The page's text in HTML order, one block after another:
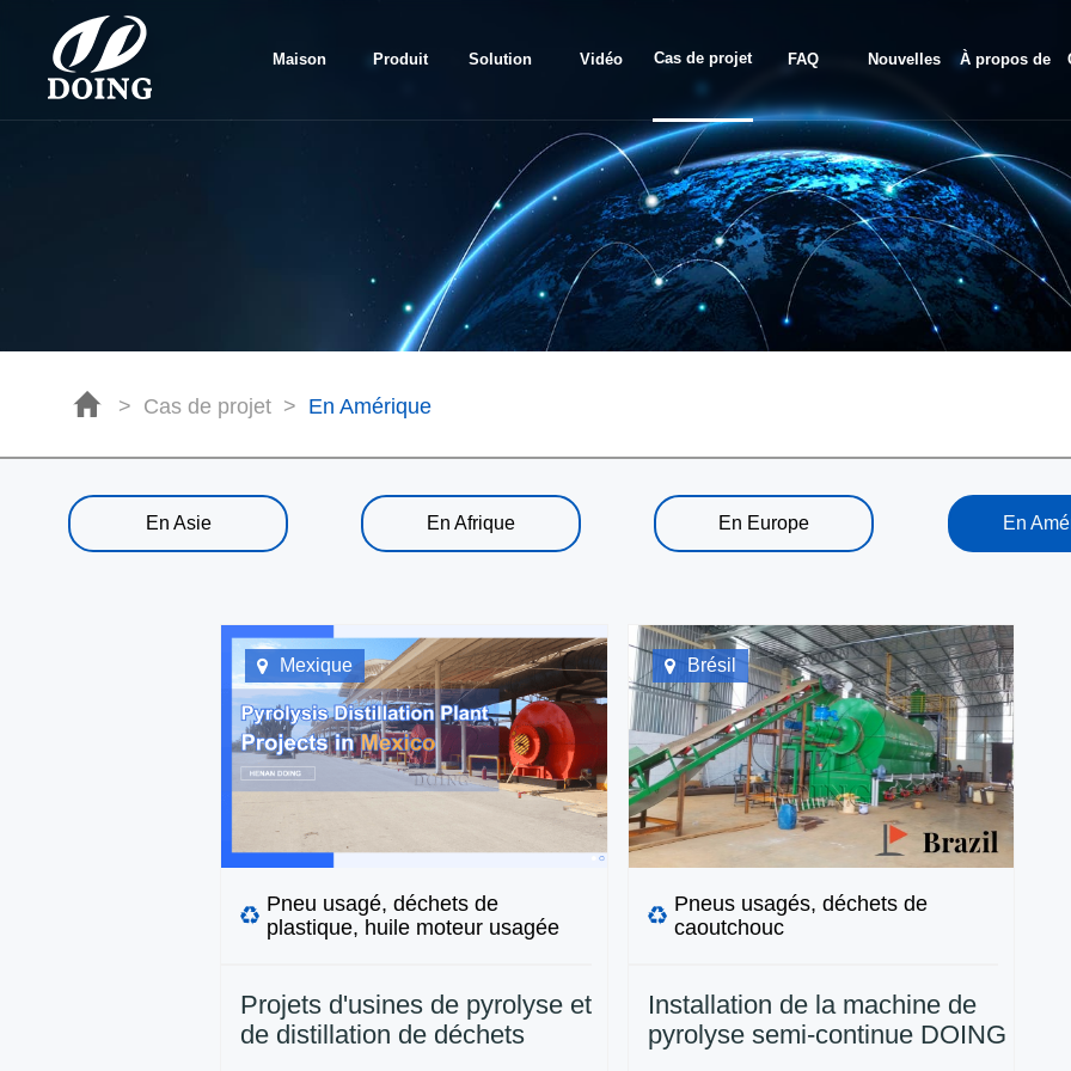
Maison Produit Solution Vidéo Cas de projet FAQ Nouvelles À propos de
nous
> Cas de projet > En Amérique
En Asie En Afrique En Europe En
Mexique
Pneu usagé, déchets de
plastique, huile moteur usagée
Projets d'usines de pyrolyse et
de distillation de déchets
Brésil
Pneus usagés, déchets de
caoutchouc
Installation de la machine de
pyrolyse semi-continue DOING